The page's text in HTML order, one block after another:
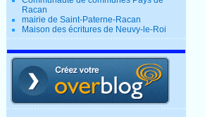
Racan
mairie de Saint-Paterne-Racan
Maison des écritures de Neuvy-le-Roi